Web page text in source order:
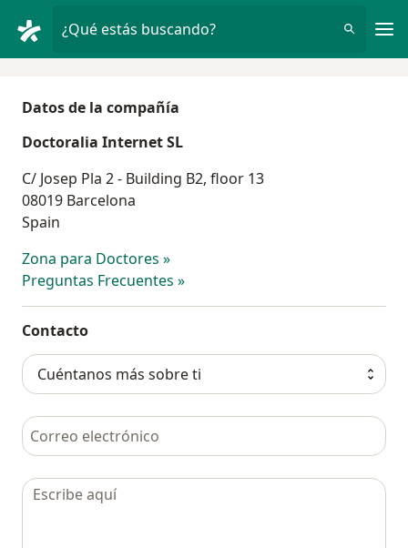
¿Qué estás buscando?
Datos de la compañía
Doctoralia Internet SL
C/ Josep Pla 2 - Building B2, floor 13
08019 Barcelona
Spain
Zona para Doctores »
Preguntas Frecuentes »
Contacto